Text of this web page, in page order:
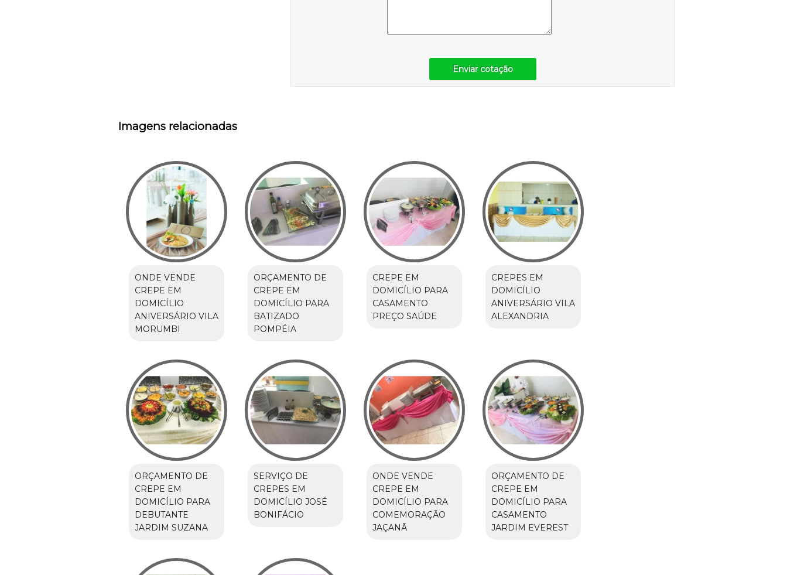
Enviar cotação
Imagens relacionadas
ONDE VENDE
CREPE EM
DOMICÍLIO
ANIVERSÁRIO VILA
MORUMBI
ORÇAMENTO DE
CREPE EM
DOMICÍLIO PARA
BATIZADO
POMPÉIA
CREPE EM
DOMICÍLIO PARA
CASAMENTO
PREÇO SAÚDE
CREPES EM
DOMICÍLIO
ANIVERSÁRIO VILA
ALEXANDRIA
ORÇAMENTO DE
CREPE EM
DOMICÍLIO PARA
DEBUTANTE
JARDIM SUZANA
SERVIÇO DE
CREPES EM
DOMICÍLIO JOSÉ
BONIFÁCIO
ONDE VENDE
CREPE EM
DOMICÍLIO PARA
COMEMORAÇÃO
JAÇANÃ
ORÇAMENTO DE
CREPE EM
DOMICÍLIO PARA
CASAMENTO
JARDIM EVEREST